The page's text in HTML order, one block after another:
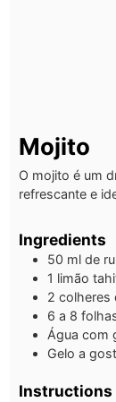
Mojito
O mojito é um
refrescante e
Ingredients
50 ml de
1 limão
2 colheres
6 a 8
Água com
Gelo a
Instructions